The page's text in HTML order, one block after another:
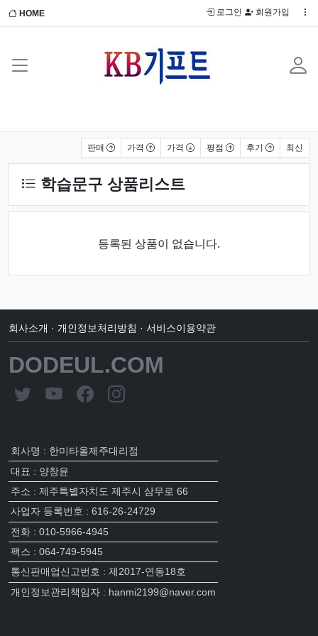
HOME 로그인 회원가입
판매 가격 가격 평점 후기 최신
학습문구 상품리스트
등록된 상품이 없습니다.
회사소개 · 개인정보처리방침 · 서비스이용약관
DODEUL.COM
회사명 : 한미타올제주대리점
대표 : 양창윤
주소 : 제주특별자치도 제주시 삼무로 66
사업자 등록번호 : 616-26-24729
전화 : 010-5966-4945
팩스 : 064-749-5945
통신판매업신고번호 : 제2017-연동18호
개인정보관리책임자 : hanmi2199@naver.com